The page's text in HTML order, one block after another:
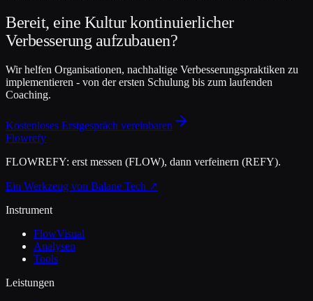
Bereit, eine Kultur kontinuierlicher
Verbesserung aufzubauen?
Wir helfen Organisationen, nachhaltige Verbesserungspraktiken zu
implementieren - von der ersten Schulung bis zum laufenden
Coaching.
Kostenloses Erstgespräch vereinbaren
Flowrefy
FLOWREFY: erst messen (FLOW), dann verfeinern (REFY).
Ein Werkzeug von Balane Tech ↗
Instrument
FlowVisual
Analysen
Tools
Leistungen